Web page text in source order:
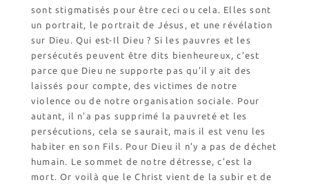
sont stigmatisés pour être ceci ou cela. Elles sont
un portrait, le portrait de Jésus, et une révélation
sur Dieu. Qui est-Il Dieu ? Si les pauvres et les
persécutés peuvent être dits bienheureux, c’est
parce que Dieu ne supporte pas qu’il y ait des
laissés pour compte, des victimes de notre
violence ou de notre organisation sociale. Pour
autant, il n’a pas supprimé la pauvreté et les
persécutions, cela se saurait, mais il est venu les
habiter en son Fils. Pour Dieu il n’y a pas de déchet
humain. Le sommet de notre détresse, c’est la
mort. Or voilà que le Christ vient de la subir et de